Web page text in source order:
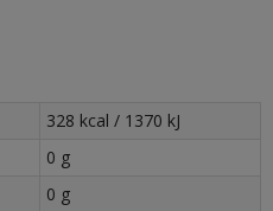
328 kcal / 1370 kJ
0 g
0 g